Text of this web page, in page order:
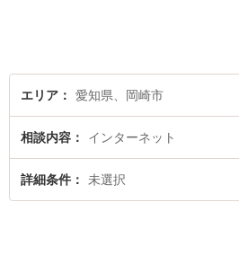
エリア 愛知県、岡崎市
相談内容 インターネット
詳細条件 未選択